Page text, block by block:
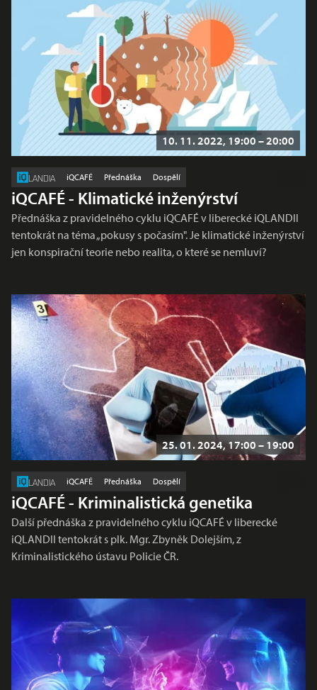
10. 11. 2022, 19:00 – 20:00
LANDIA iQCAFÉ Přednáška Dospělí
iQCAFÉ - Klimatické inženýrství
Přednáška z pravidelného cyklu iQCAFÉ v liberecké iQLANDII
tentokrát na téma „pokusy s počasím". Je klimatické inženýrství
jen konspirační teorie nebo realita, o které se nemluví?
25. 01. 2024, 17:00 – 19:00
LANDIA iQCAFÉ Přednáška Dospělí
iQCAFÉ - Kriminalistická genetika
Další přednáška z pravidelného cyklu iQCAFÉ v liberecké
iQLANDII tentokrát s plk. Mgr. Zbyněk Dolejším, z
Kriminalistického ústavu Policie ČR.